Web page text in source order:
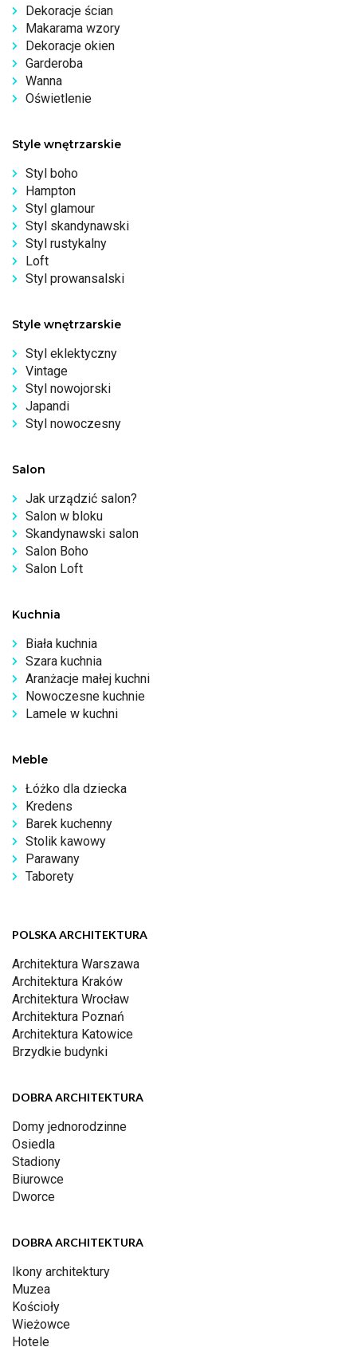
Dekoracje ścian
Makarama wzory
Dekoracje okien
Garderoba
Wanna
Oświetlenie
Style wnętrzarskie
Styl boho
Hampton
Styl glamour
Styl skandynawski
Styl rustykalny
Loft
Styl prowansalski
Style wnętrzarskie
Styl eklektyczny
Vintage
Styl nowojorski
Japandi
Styl nowoczesny
Salon
Jak urządzić salon?
Salon w bloku
Skandynawski salon
Salon Boho
Salon Loft
Kuchnia
Biała kuchnia
Szara kuchnia
Aranżacje małej kuchni
Nowoczesne kuchnie
Lamele w kuchni
Meble
Łóżko dla dziecka
Kredens
Barek kuchenny
Stolik kawowy
Parawany
Taborety
POLSKA ARCHITEKTURA
Architektura Warszawa
Architektura Kraków
Architektura Wrocław
Architektura Poznań
Architektura Katowice
Brzydkie budynki
DOBRA ARCHITEKTURA
Domy jednorodzinne
Osiedla
Stadiony
Biurowce
Dworce
DOBRA ARCHITEKTURA
Ikony architektury
Muzea
Kościoły
Wieżowce
Hotele